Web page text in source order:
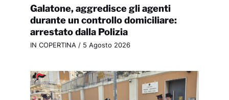
Galatone, aggredisce gli agenti
durante un controllo domiciliare:
arrestato dalla Polizia
IN COPERTINA/ 5 Agosto 2026